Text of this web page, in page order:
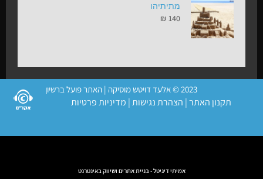
מתיתיהו
₪ 140
2023 © אלעד דויטש מוסיקה | האתר פועל ברשיון
תקנון האתר| הצהרת נגישות| מדיניות פרטיות
אמיתי דיגיטל - בניית אתרים ושיווק באינטרנט